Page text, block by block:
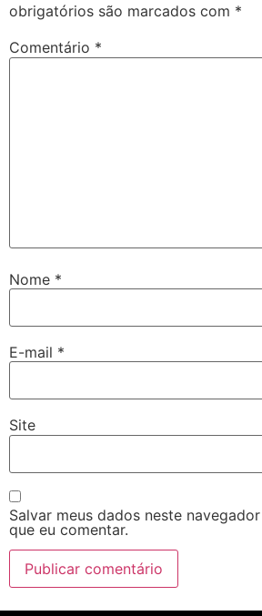
obrigatórios são marcados com *
Comentário *
Nome *
E-mail *
Site
Salvar meus dados neste
que eu comentar.